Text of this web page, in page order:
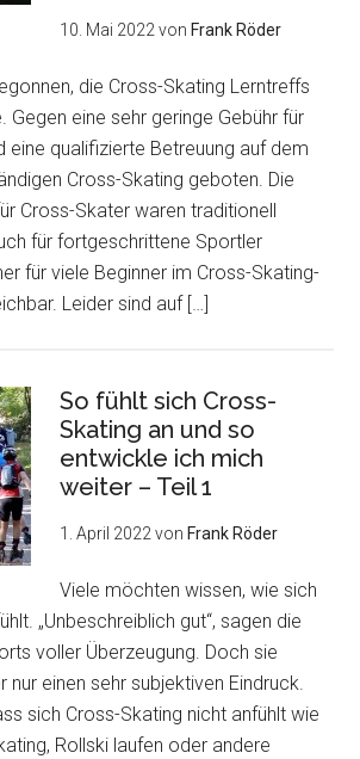
10. Mai 2022von Frank Röder
die Cross-Skating Lerntreffs
Gegen eine sehr geringe Gebühr für
eine qualifizierte Betreuung auf dem
Cross-Skating geboten. Die
Cross-Skater waren traditionell
für fortgeschrittene Sportler
für viele Beginner im Cross-Skating-
Leider sind auf […]
So fühlt sich Cross-
Skating an und so
entwickle ich mich
weiter – Teil 1
1. April 2022von Frank Röder
Viele möchten wissen, wie sich
„Unbeschreiblich gut“, sagen die
voller Überzeugung. Doch sie
nur einen sehr subjektiven Eindruck.
sich Cross-Skating nicht anfühlt wie
Rollski laufen oder andere